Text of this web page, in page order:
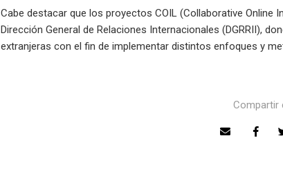
Cabe destacar que los proyectos COIL (Collaborative Online
Dirección General de Relaciones Internacionales (DGRRII),
extranjeras con el fin de implementar distintos enfoques y
Compartir